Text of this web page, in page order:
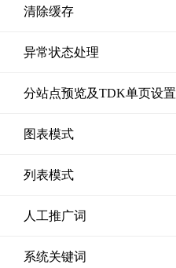
清除缓存
异常状态处理
分站点预览及TDK单页设置
图表模式
列表模式
人工推广词
系统关键词